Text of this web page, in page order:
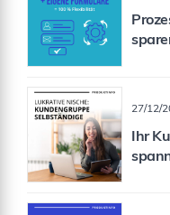
27/12/
Ihr